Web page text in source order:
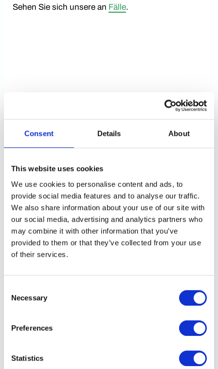
Consent Details About
This website uses cookies
We use cookies to personalise content and ads, to
provide social media features and to analyse our traffic.
We also share information about your use of our site with
our social media, advertising and analytics partners who
may combine it with other information that you’ve
provided to them or that they’ve collected from your use
of their services.
Selection
Necessary
Preferences
Statistics
Sehen Sie sich unsere an Fälle.
Umgehen Sie den Vermieter und vermeiden Sie
insgesamt eine günstigere Rechnung für
Renovierungsarbeiten. Wir haben die
wettbewerbsfähigsten Preise, wenn wir sprechen
Einlagensicherung
mehr über das fantastische Programm, das wir
Erhalten Sie einen Rabatt von 5% – 10% auf den
Umzug und das neue Zuhause, wenn beide Häuser
renoviert werden müssen. Kontaktieren Sie uns und